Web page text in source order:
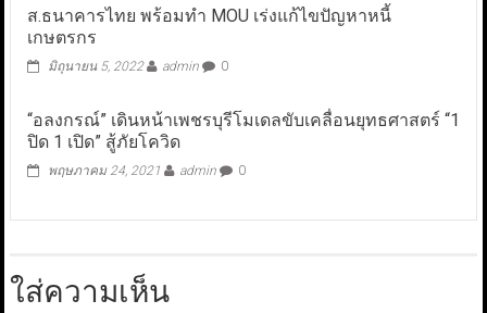
ส.ธนาคารไทย พร้อมทำ MOU เร่งแก้ไขปัญหาหนี้
เกษตรกร
มิถุนายน 5, 2022 admin 0
“อลงกรณ์” เดินหน้าเพชรบุรีโมเดลขับเคลื่อนยุทธศาสตร์ “1
ปิด 1 เปิด” สู้ภัยโควิด
พฤษภาคม 24, 2021 admin 0
ใส่ความเห็น